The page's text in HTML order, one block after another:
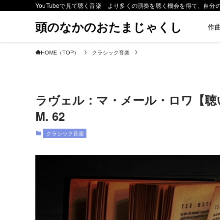
YouTubeで見て聴く音楽 より多くの演奏を聴く機会を得て、自分
頭のなかのおたまじゃくし 作
HOME（TOP） クラシック音楽
ラヴェル：マ・メール・ロワ【
M. 62
クラシック音楽